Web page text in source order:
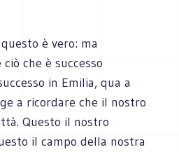
è vero: ma
che è successo
in Emilia, qua a
a ricordare che il nostro
Questo il nostro
il campo della nostra